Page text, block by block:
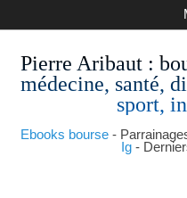
Pierre Aribaut :
médecine, santé,
sport,
Ebooks bourse-
Ig-